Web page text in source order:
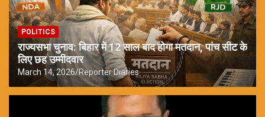
POLITICS
राज्यसभा चुनाव: बिहार में 12 साल बाद होगा मतदान, पांच सीट के
लिए छह उम्मीदवार
March 14, 2026 Reporter Diaries